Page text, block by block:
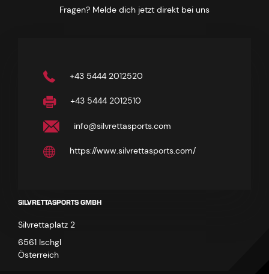
Fragen? Melde dich jetzt direkt bei uns
+43 5444 2012520
+43 5444 2012510
info@silvrettasports.com
https://www.silvrettasports.com/
SILVRETTASPORTS GMBH
Silvrettaplatz 2
6561 Ischgl
Österreich